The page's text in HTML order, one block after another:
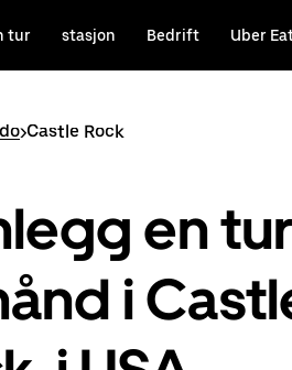
tur stasjon Bedrift Uber
>Castle Rock
en
i